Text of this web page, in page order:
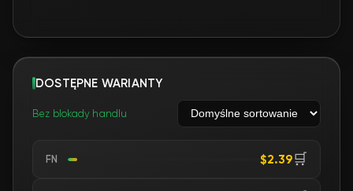
DOSTĘPNE WARIANTY
Bez blokady handlu
FN $2.39🛒